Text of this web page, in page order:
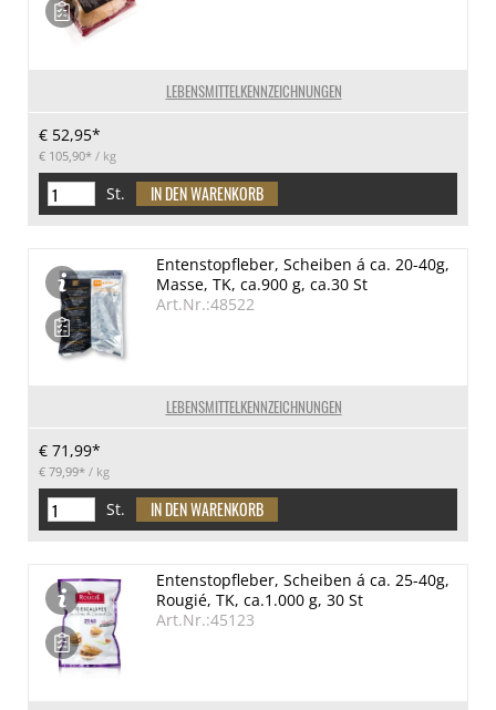
LEBENSMITTELKENNZEICHNUNGEN
€ 52,95*
€ 105,90* / kg
St.
LEBENSMITTELKENNZEICHNUNGEN
Entenstopfleber, Scheiben á ca. 20-40g,
Masse, TK, ca.900 g, ca.30 St
Art.Nr.:48522
€ 71,99*
€ 79,99* / kg
St.
Entenstopfleber, Scheiben á ca. 25-40g,
Rougié, TK, ca.1.000 g, 30 St
Art.Nr.:45123